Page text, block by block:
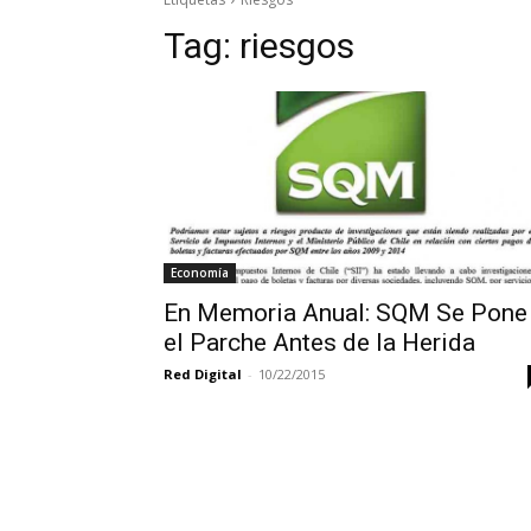
Tag: riesgos
Economía
En Memoria Anual: SQM Se Pone
el Parche Antes de la Herida
Red Digital - 10/22/2015